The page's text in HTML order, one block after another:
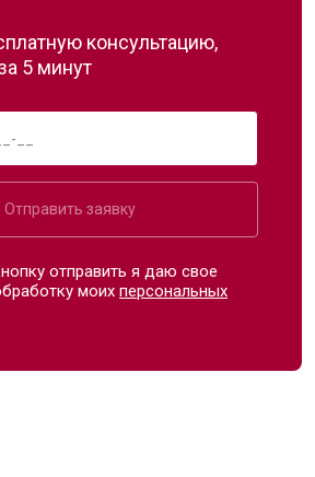
консультацию,
5 минут
Отправить заявку
отправить я даю свое
моихперсональных